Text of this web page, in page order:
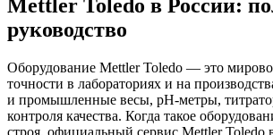
Mettler Toledo в России:
руководство
Оборудование Mettler Toledo — это
точности в лабораториях и на
и промышленные весы, pH-метры,
контроля качества. Когда такое
строя, официальный сервис Mettler Toledo